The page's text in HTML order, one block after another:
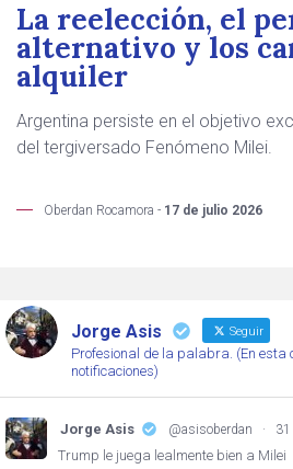
La reelección, el
alternativo y los
alquiler
Argentina persiste en el objetivo
del tergiversado Fenómeno Milei.
Oberdan Rocamora - 17 de julio 2026
Jorge Asis Seguir
Profesional de la palabra. (En esta
notificaciones)
Jorge Asis @asisoberdan · 31
Trump le juega lealmente bien a Milei